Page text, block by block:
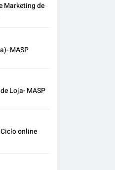
Marketing de
MASP
Loja- MASP
online